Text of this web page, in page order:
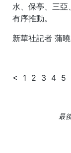
水、保亭、三亞
有序推動。
新華社記者 蒲
< 1 2 3 4 5
最